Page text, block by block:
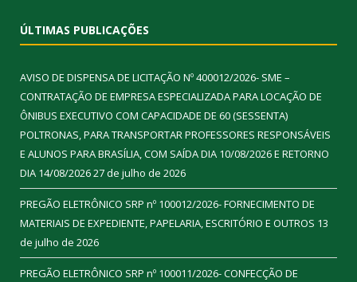
ÚLTIMAS PUBLICAÇÕES
AVISO DE DISPENSA DE LICITAÇÃO Nº 400012/2026- SME –
CONTRATAÇÃO DE EMPRESA ESPECIALIZADA PARA LOCAÇÃO DE
ÔNIBUS EXECUTIVO COM CAPACIDADE DE 60 (SESSENTA)
POLTRONAS, PARA TRANSPORTAR PROFESSORES RESPONSÁVEIS
E ALUNOS PARA BRASÍLIA, COM SAÍDA DIA 10/08/2026 E RETORNO
DIA 14/08/202627 de julho de 2026
PREGÃO ELETRÔNICO SRP nº 100012/2026- FORNECIMENTO DE
MATERIAIS DE EXPEDIENTE, PAPELARIA, ESCRITÓRIO E OUTROS 13
de julho de 2026
PREGÃO ELETRÔNICO SRP nº 100011/2026- CONFECÇÃO DE